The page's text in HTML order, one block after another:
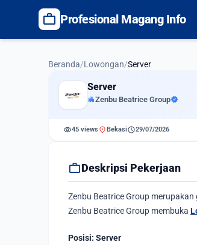
work Profesional Magang Info
Beranda/Lowongan/Server
Server
apartmentZenbu Beatrice Groupverified
visibility45 viewslocation_onBekasischedule29/07/2026
workDeskripsi Pekerjaan
Zenbu Beatrice Group
Zenbu Beatrice Group membuka
Posisi: Server